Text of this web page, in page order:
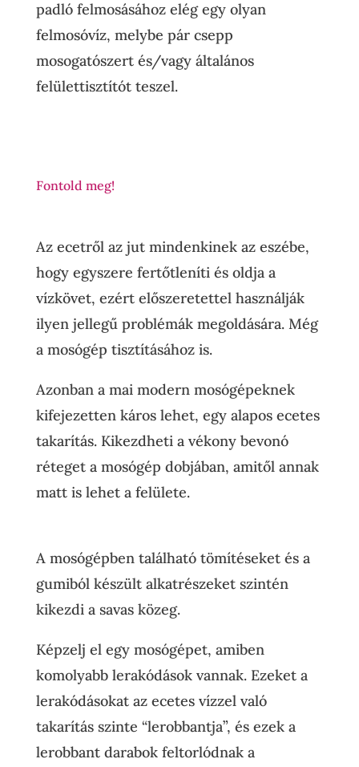
padló felmosásához elég egy olyan
felmosóvíz, melybe pár csepp
mosogatószert és/vagy általános
felülettisztítót teszel.
Fontold meg!
Az ecetről az jut mindenkinek az eszébe,
hogy egyszere fertőtleníti és oldja a
vízkövet, ezért előszeretettel használják
ilyen jellegű problémák megoldására. Még
a mosógép tisztításához is.
Azonban a mai modern mosógépeknek
kifejezetten káros lehet, egy alapos ecetes
takarítás. Kikezdheti a vékony bevonó
réteget a mosógép dobjában, amitől annak
matt is lehet a felülete.
A mosógépben található tömítéseket és a
gumiból készült alkatrészeket szintén
kikezdi a savas közeg.
Képzelj el egy mosógépet, amiben
komolyabb lerakódások vannak. Ezeket a
lerakódásokat az ecetes vízzel való
takarítás szinte “lerobbantja”, és ezek a
lerobbant darabok feltorlódnak a